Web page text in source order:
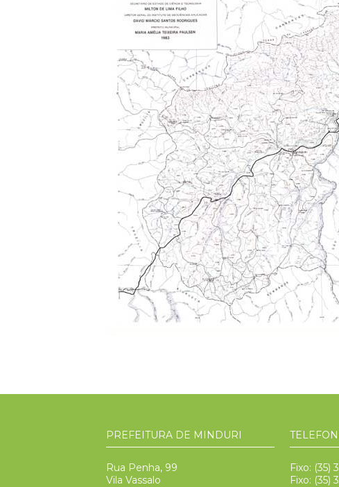
PREFEITURA DE MINDURI
Rua Penha, 99
Vila Vassalo
Fixo: (35)
Fixo: (35)